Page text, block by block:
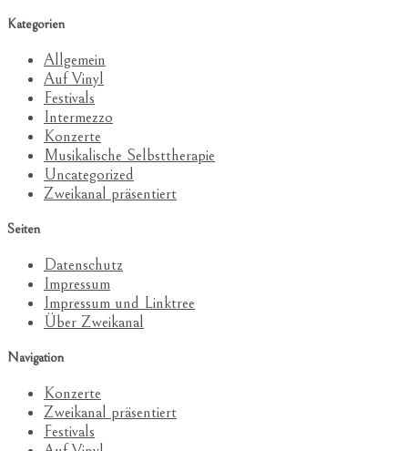
Kategorien
Allgemein
Auf Vinyl
Festivals
Intermezzo
Konzerte
Musikalische Selbsttherapie
Uncategorized
Zweikanal präsentiert
Seiten
Datenschutz
Impressum
Impressum und Linktree
Über Zweikanal
Navigation
Konzerte
Zweikanal präsentiert
Festivals